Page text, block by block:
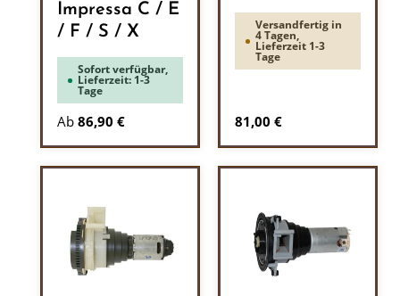
Impressa C / E
/ F / S / X
Sofort verfügbar,
Lieferzeit: 1-3
Tage
Ab 86,90 €
Versandfertig in
4 Tagen,
Lieferzeit 1-3
Tage
Regulärer Preis:
81,00 €